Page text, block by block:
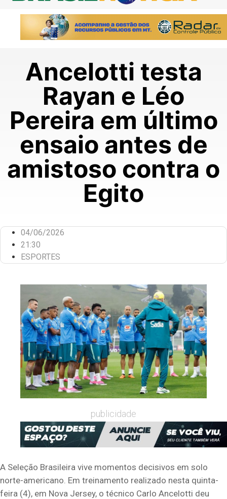
Ancelotti testa
Rayan e Léo
Pereira em último
ensaio antes de
amistoso contra o
Egito
04/06/2026
21:30
ESPORTES
publicidade
A Seleção Brasileira vive momentos decisivos em solo
norte-americano. Em treinamento realizado nesta quinta-
feira (4), em Nova Jersey, o técnico Carlo Ancelotti deu